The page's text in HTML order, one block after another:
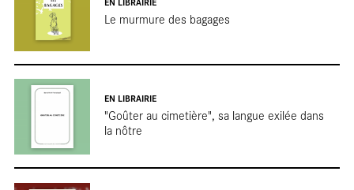
Le murmure des bagages
EN LIBRAIRIE
"Goûter au cimetière", sa langue exilée dans
la nôtre